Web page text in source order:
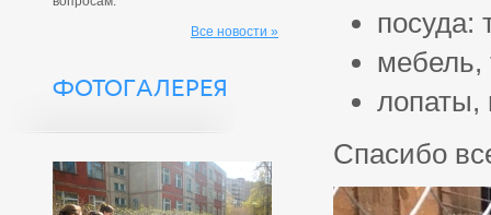
Все новости »
ФОТОГАЛЕРЕЯ
посуда:
мебель,
лопаты,
Спасибо